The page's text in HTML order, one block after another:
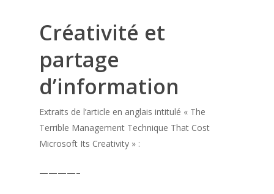
Créativité et
partage
d’information
Extraits de l’article en anglais intitulé « The
Terrible Management Technique That Cost
Microsoft Its Creativity » :
————–